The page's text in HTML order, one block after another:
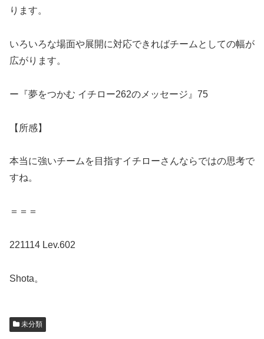
ります。
いろいろな場面や展開に対応できればチームとしての幅が
広がります。
ー『夢をつかむ イチロー262のメッセージ』75
【所感】
本当に強いチームを目指すイチローさんならではの思考で
すね。
＝＝＝
221114 Lev.602
Shota。
未分類